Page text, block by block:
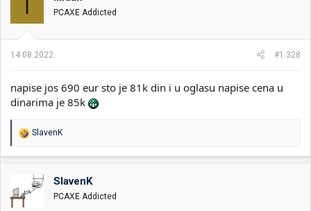
I PCAXE Addicted
14.08.2022. #1.328
napise jos 690 eur sto je 81k din i u oglasu napise cena u
dinarima je 85k
R
o
v
SlavenK
SlavenK
PCAXE Addicted